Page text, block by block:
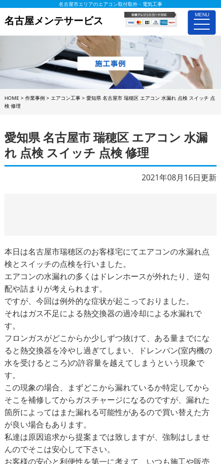
MENU
toggle
名古屋市エリアのエアコン取付取外・電気工事
名古屋メンテサービス
HOME > 作業事例> エアコン工事> 愛知県 名古屋市 瑞穂区 エアコン 水漏れ 点検 スイッチ 点
検 修理
愛知県 名古屋市 瑞穂区 エアコン 水漏
れ 点検 スイッチ 点検 修理
2021年08月16日更新
本日は名古屋市瑞穂区のお客様宅にてエアコンの水漏れ点
検とスイッチの点検を行いました。
エアコンの水漏れの多くはドレンホースが外れたり、逆勾
配や詰まりが考えられます。
ですが、今回は例外的な症状が起こっておりました。
それはガス不足による熱交換器の過冷却による水漏れで
す。
フロンガスがどこからか少しずつ抜けて、ある量までにな
ると熱交換器を冷やし過ぎてしまい、ドレンパン(室内機の
水を受けるところ)の許容量を越えてしまうという現象で
す。
この現象の場合、まずどこから漏れているか特定してから
そこを補修してからガスチャージになるのですが、漏れた
箇所によってはまた漏れる可能性があるので買い替えた方
が良い場合もあります。
私達は原因追求から提案までは致しますが、強制はしませ
んのでそこは安心して下さい。
お客様の安心と利便性を第一に考えて、いつも施工や販売